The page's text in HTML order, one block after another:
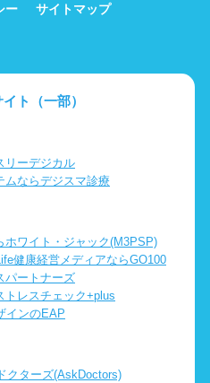
ー サイトマップ
ト（一部）
リーデジカル
ムならデジスマ診療
ワイト・ジャック(M3PSP)
健康経営メディアならGO100
パートナーズ
トレスチェック+plus
インのEAP
クターズ(AskDoctors)